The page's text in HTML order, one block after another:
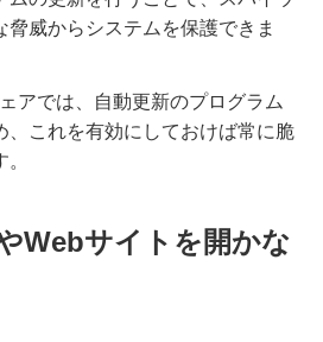
脅威からシステムを保護できま
アでは、自動更新のプログラム
、これを有効にしておけば常に脆
Webサイトを開かな